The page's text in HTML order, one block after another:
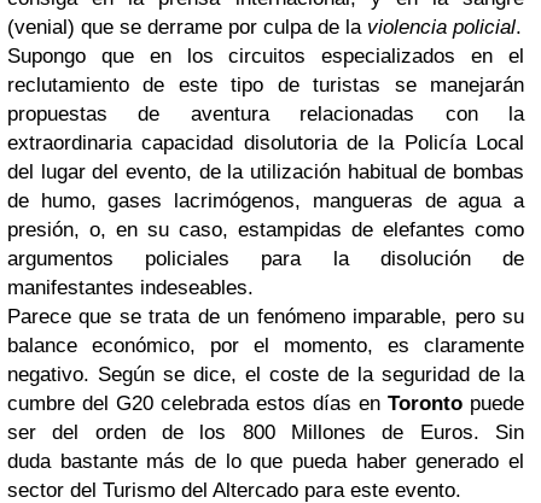
(venial) que se derrame por culpa de la violencia policial.
Supongo que en los circuitos especializados en el
reclutamiento de este tipo de turistas se manejarán
propuestas de aventura relacionadas con la
extraordinaria capacidad disolutoria de la Policía Local
del lugar del evento, de la utilización habitual de bombas
de humo, gases lacrimógenos, mangueras de agua a
presión, o, en su caso, estampidas de elefantes como
argumentos policiales para la disolución de
manifestantes indeseables.
Parece que se trata de un fenómeno imparable, pero su
balance económico, por el momento, es claramente
negativo. Según se dice, el coste de la seguridad de la
cumbre del G20 celebrada estos días en Toronto puede
ser del orden de los 800 Millones de Euros. Sin
duda bastante más de lo que pueda haber generado el
sector del Turismo del Altercado para este evento.